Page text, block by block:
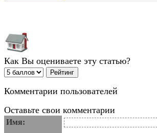
Как Вы оцениваете эту статью?
Комментарии пользователей
Оставьте свои комментарии
Имя: